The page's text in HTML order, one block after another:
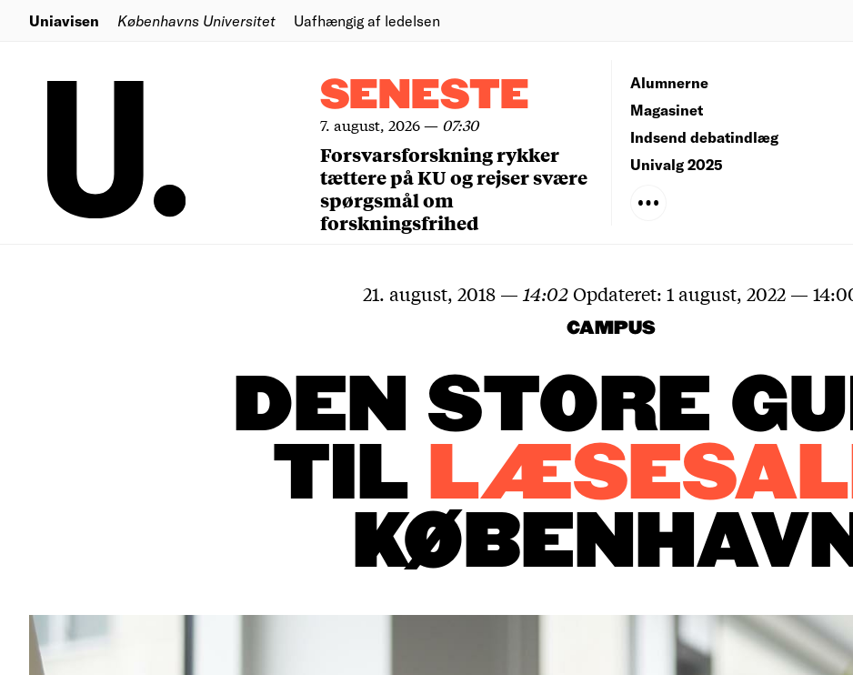
Uniavisen Københavns Universitet Uafhængig af ledelsen
SENESTE
7. august, 2026— 07:30
Forsvarsforskning rykker
tættere på KU og rejser svære
spørgsmål om
forskningsfrihed
Alumnerne
Magasinet
Indsend debatindlæg
Univalg 2025
21. august, 2018 — 14:02Opdateret: 1 august, 2022 —
CAMPUS
DEN STORE
TIL